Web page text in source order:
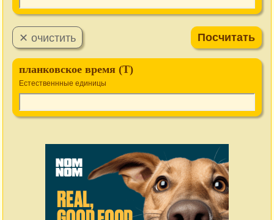
планковское время (T)
Естественнные единицы